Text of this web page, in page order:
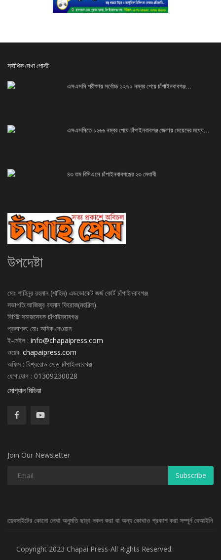
সর্বাধিক দেখা পোস্ট
এসএসসি পরীক্ষায় সর্বোচ্চ ১২৭০ নম্বর পেয়ে চাঁপাইনবাবগঞ্জ...
এসএসসিতে ১২৬৬ নম্বর পেয়ে চাঁপাইনবাবগঞ্জ জেলায় মেয়েদের মধ্যে...
৪৩ তম বিসিএসে চাঁপাইনবাবগঞ্জের ২৩ মেধাবী
উপদেষ্টা
মোঃ শাহিনুর রহমান (শাহিন) এডভোকেট জর্জ কোর্ট চাঁপাইনবাবগঞ্জ
সভাপতি:আজিজুর রহমান ফিরোজ(মহরিল)
বিশিষ্ট সমাজসেবক চাঁপাইনবাবগঞ্জ
প্রকাশক: মোঃ অনিক দেওয়ান
ই-মেইল : info@chapaipress.com
ওয়েব: chapaipress.com
অফিস : বিশ্বরোড মোড় চাঁপাইনবাবগঞ্জ
যোগাযোগ : 01309230028
সোশ্যাল মিডিয়া
Join Our Newsletter
Subscribe
লেখা অনুমতি ছাড়া নকল করা বা অন্য কোথাও প্রকাশ করা সম্পূর্ন বেআইনি
Copyright 2023 Chapai Press-All Rights Reserved.